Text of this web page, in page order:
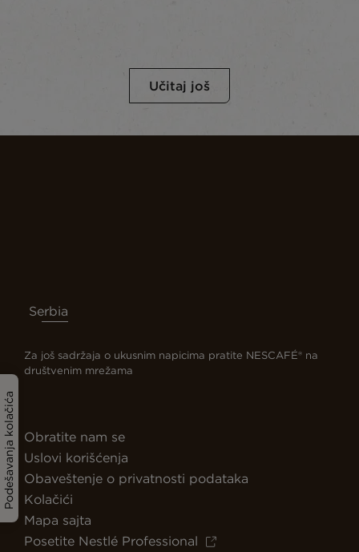
Učitaj još
Podešavanja kolačića
Serbia
Za još sadržaja o ukusnim napicima pratite NESCAFÉ® na
društvenim mrežama
Obratite nam se
Uslovi korišćenja
Obaveštenje o privatnosti podataka
Kolačići
Mapa sajta
Posetite Nestlé Professional